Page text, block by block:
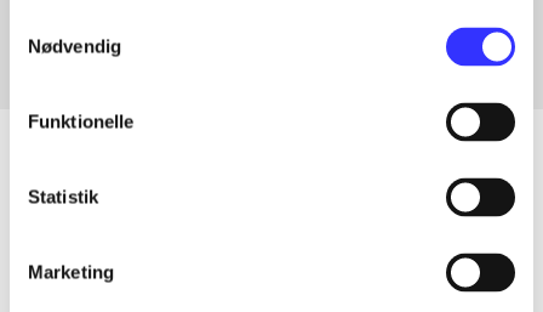
Nødvendig
Funktionelle
Statistik
Marketing
Alle registrerede artikler fordelt på udgivelser